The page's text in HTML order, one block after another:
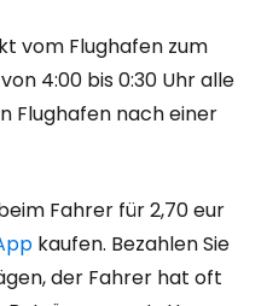
vom Flughafen zum
4:00 bis 0:30 Uhr alle
Flughafen nach einer
Fahrer für 2,70 eur
kaufen. Bezahlen Sie
der Fahrer hat oft